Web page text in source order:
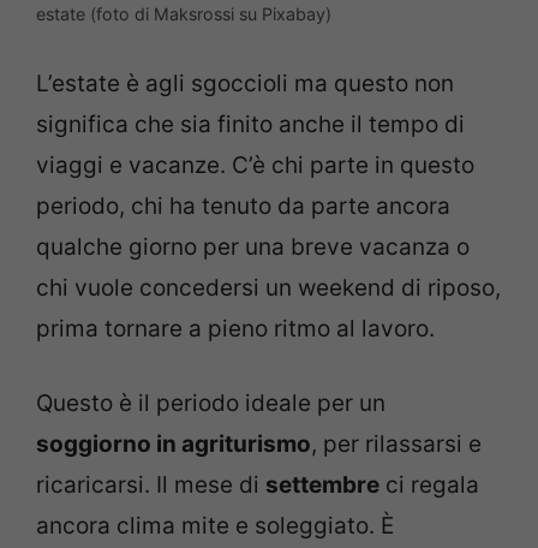
estate (foto di Maksrossi su Pixabay)
L’estate è agli sgoccioli ma questo non
significa che sia finito anche il tempo di
viaggi e vacanze. C’è chi parte in questo
periodo, chi ha tenuto da parte ancora
qualche giorno per una breve vacanza o
chi vuole concedersi un weekend di riposo,
prima tornare a pieno ritmo al lavoro.
Questo è il periodo ideale per un
soggiorno in agriturismo, per rilassarsi e
ricaricarsi. Il mese di settembre ci regala
ancora clima mite e soleggiato. È